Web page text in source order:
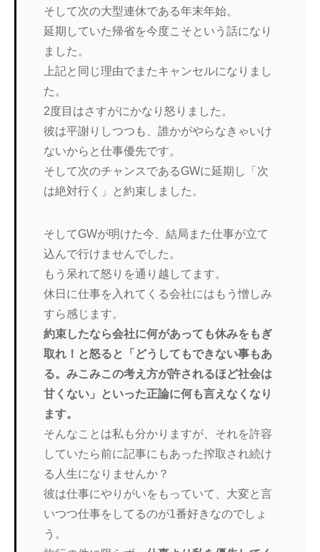
そして次の大型連休である年末年始。
延期していた帰省を今度こそという話になり
ました。
上記と同じ理由でまたキャンセルになりまし
た。
2度目はさすがにかなり怒りました。
彼は平謝りしつつも、誰かがやらなきゃいけ
ないからと仕事優先です。
そして次のチャンスであるGWに延期し「次
は絶対行く」と約束しました。
そしてGWが明けた今、結局また仕事が立て
込んで行けませんでした。
もう呆れて怒りを通り越してます。
休日に仕事を入れてくる会社にはもう憎しみ
すら感じます。
約束したなら会社に何があっても休みをもぎ
取れ！と怒ると「どうしてもできない事もあ
る。みこみこの考え方が許されるほど社会は
甘くない」といった正論に何も言えなくなり
ます。
そんなことは私も分かりますが、それを許容
していたら前に記事にもあった搾取され続け
る人生になりませんか？
彼は仕事にやりがいをもっていて、大変と言
いつつ仕事をしてるのが1番好きなのでしょ
う。